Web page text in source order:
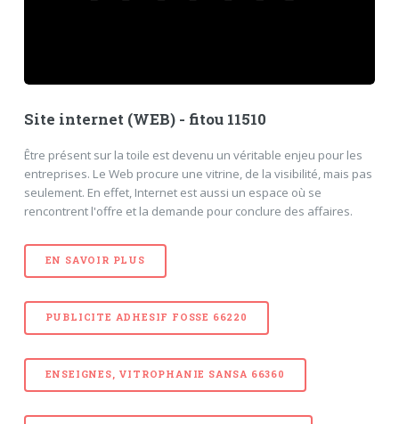
Site internet (WEB) - fitou 11510
Être présent sur la toile est devenu un véritable enjeu pour les
entreprises. Le Web procure une vitrine, de la visibilité, mais pas
seulement. En effet, Internet est aussi un espace où se
rencontrent l'offre et la demande pour conclure des affaires.
EN SAVOIR PLUS
PUBLICITE ADHESIF FOSSE 66220
ENSEIGNES, VITROPHANIE SANSA 66360